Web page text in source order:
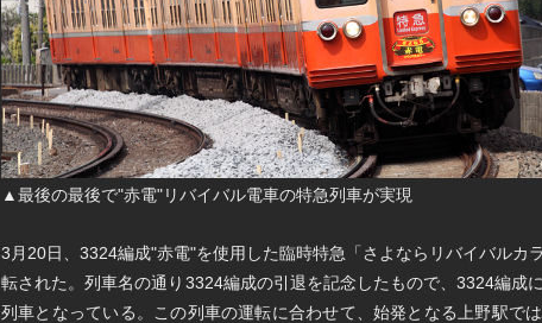
▲最後の最後で"赤電"リバイバル電車の特急列車が実現
3月20日、3324編成"赤電"を使用した臨時特急「さよならリバイバルカ
転された。列車名の通り3324編成の引退を記念したもので、3324編成
列車となっている。この列車の運転に合わせて、始発となる上野駅で